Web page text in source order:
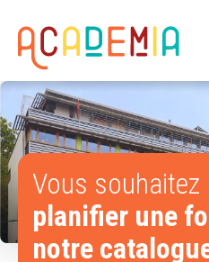
Contactez-nous
Vous souhaitez
planifier une
notre